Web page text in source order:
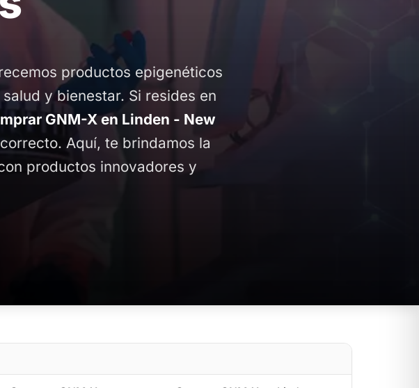
productos epigenéticos
y bienestar. Si resides en
GNM-X en Linden - New
Aquí, te brindamos la
productos innovadores y